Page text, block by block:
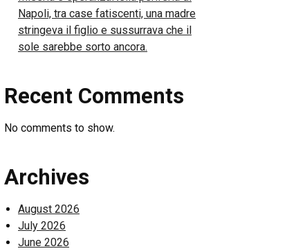
Napoli, tra case fatiscenti, una madre
stringeva il figlio e sussurrava che il
sole sarebbe sorto ancora.
Recent Comments
No comments to show.
Archives
August 2026
July 2026
June 2026